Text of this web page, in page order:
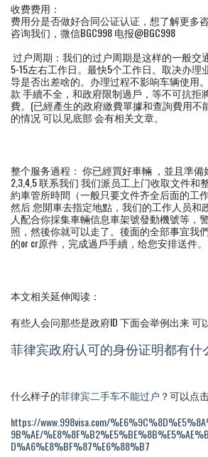
收费费用：
费用分是否做好合同公证认证，想了解更多
咨询我们，微信BGC998 电报@BGC998
过户周期：我们的过户周期是这样的一般交
5-15左右工作日。最快5个工作日。取决办理
导是否出差啥的。办理过程不影响车辆使用
款 手續不全，和政府限制過戶，等不可抗拒
費。(已經產生的政府繳費單據和查詢費用不
的情况 可以见底部 会有相关文章。
整个服务過程： 你已經買好車輛 ，並且準備
2,3,4,5 联系我们 我们派员工上门收取文件和
約車管所時間（一般只要文件齐全后面的工
然后 您開車去指定地點，我们的工作人员和
人配合你採集車輛信息車架號發動機號等，
照，然後你就可以走了。後面的全部事宜我
的or cr原件，完成過戶手續，给您安排送件。
本文相关延伸阅读：
有些人会问那些是政府ID 下面会举例出来 可
菲律宾政府认可的身份证明都有什
什么样子的菲律宾二手车不能过户 ？可以点
https://www.998visa.com/
9B%AE/
D%A6%E8%BF%87%E6%88%B7